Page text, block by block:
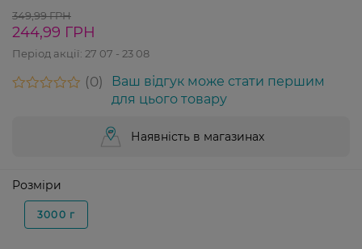
349,99 ГРН
244,99 ГРН
Період акції: 27 07 - 23 08
0
Ваш відгук може стати першим
для цього товару
Наявність в магазинах
Розміри
3000 г